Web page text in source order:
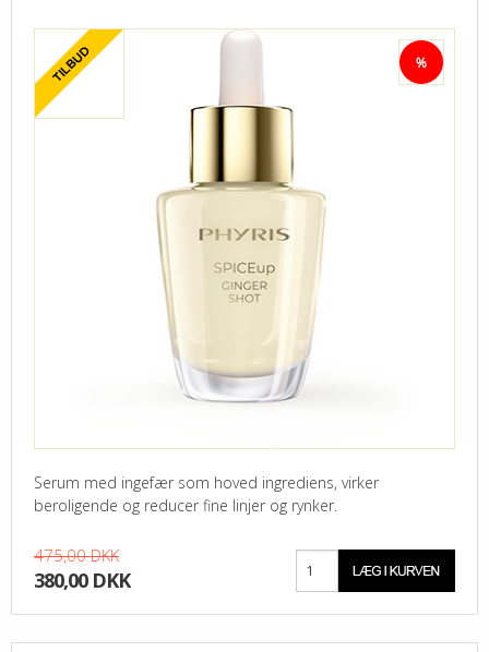
Serum med ingefær som hoved ingrediens, virker
beroligende og reducer fine linjer og rynker.
475,00 DKK
380,00 DKK